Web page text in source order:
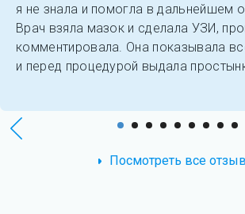
я не знала и помогла в дальнейшем
Врач взяла мазок и сделала УЗИ,
комментировала. Она показывала
и перед процедурой выдала
Посмотреть все